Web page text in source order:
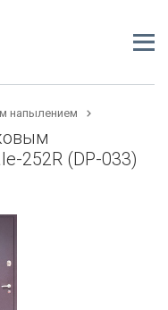
напылением
252R (DP-033)